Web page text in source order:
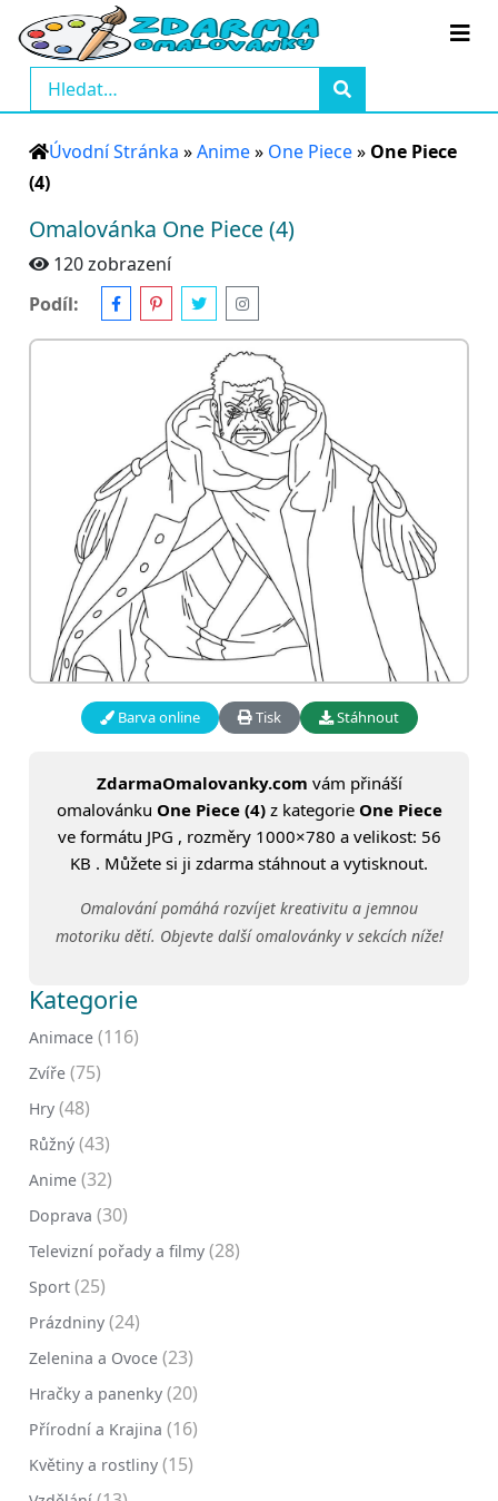
Úvodní Stránka »Anime» One Piece» One Piece
(4)
Omalovánka One Piece (4)
120 zobrazení
Podíl:
Barva online Tisk Stáhnout
ZdarmaOmalovanky.com vám přináší
omalovánku One Piece (4)z kategorie One Piece
ve formátu JPG , rozměry 1000×780 a velikost: 56
KB . Můžete si ji zdarma stáhnout a vytisknout.
Omalování pomáhá rozvíjet kreativitu a jemnou
motoriku dětí. Objevte další omalovánky v sekcích níže!
Kategorie
Animace (116)
Zvíře (75)
Hry (48)
Růžný (43)
Anime (32)
Doprava (30)
Televizní pořady a filmy (28)
Sport (25)
Prázdniny (24)
Zelenina a Ovoce (23)
Hračky a panenky (20)
Přírodní a Krajina (16)
Květiny a rostliny (15)